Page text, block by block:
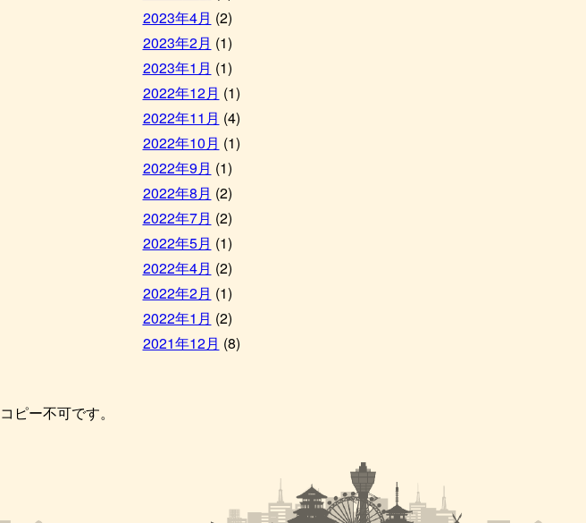
2023年4月 (2)
2023年2月 (1)
2023年1月 (1)
2022年12月 (1)
2022年11月 (4)
2022年10月 (1)
2022年9月 (1)
2022年8月 (2)
2022年7月 (2)
2022年5月 (1)
2022年4月 (2)
2022年2月 (1)
2022年1月 (2)
2021年12月 (8)
コピー不可です。